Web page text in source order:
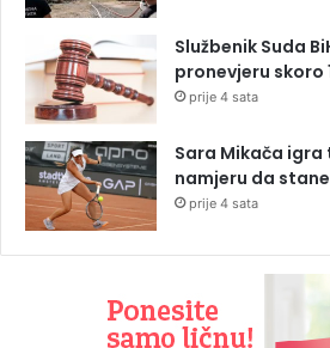
Službenik Suda
pronevjeru skoro
prije 4 sata
Sara Mikača igra
namjeru da stane
prije 4 sata